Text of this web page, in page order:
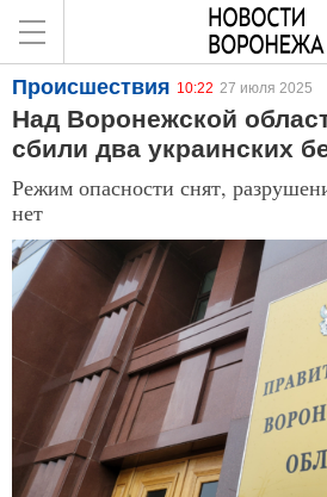
Происшествия 10:22 27 июля 2025
Над Воронежской
сбили два украинских
Режим опасности снят,
нет